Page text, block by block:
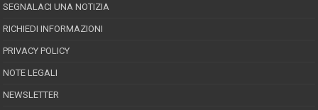
SEGNALACI UNA NOTIZIA
RICHIEDI INFORMAZIONI
PRIVACY POLICY
NOTE LEGALI
NEWSLETTER